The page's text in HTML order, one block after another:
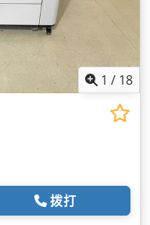
1 / 18
拨打